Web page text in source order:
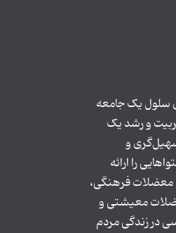
سلول یک جامعه
و رشد یک
و
را ارائه
معضلات فرهنگی،
معیشتی و
در زندگی مردم